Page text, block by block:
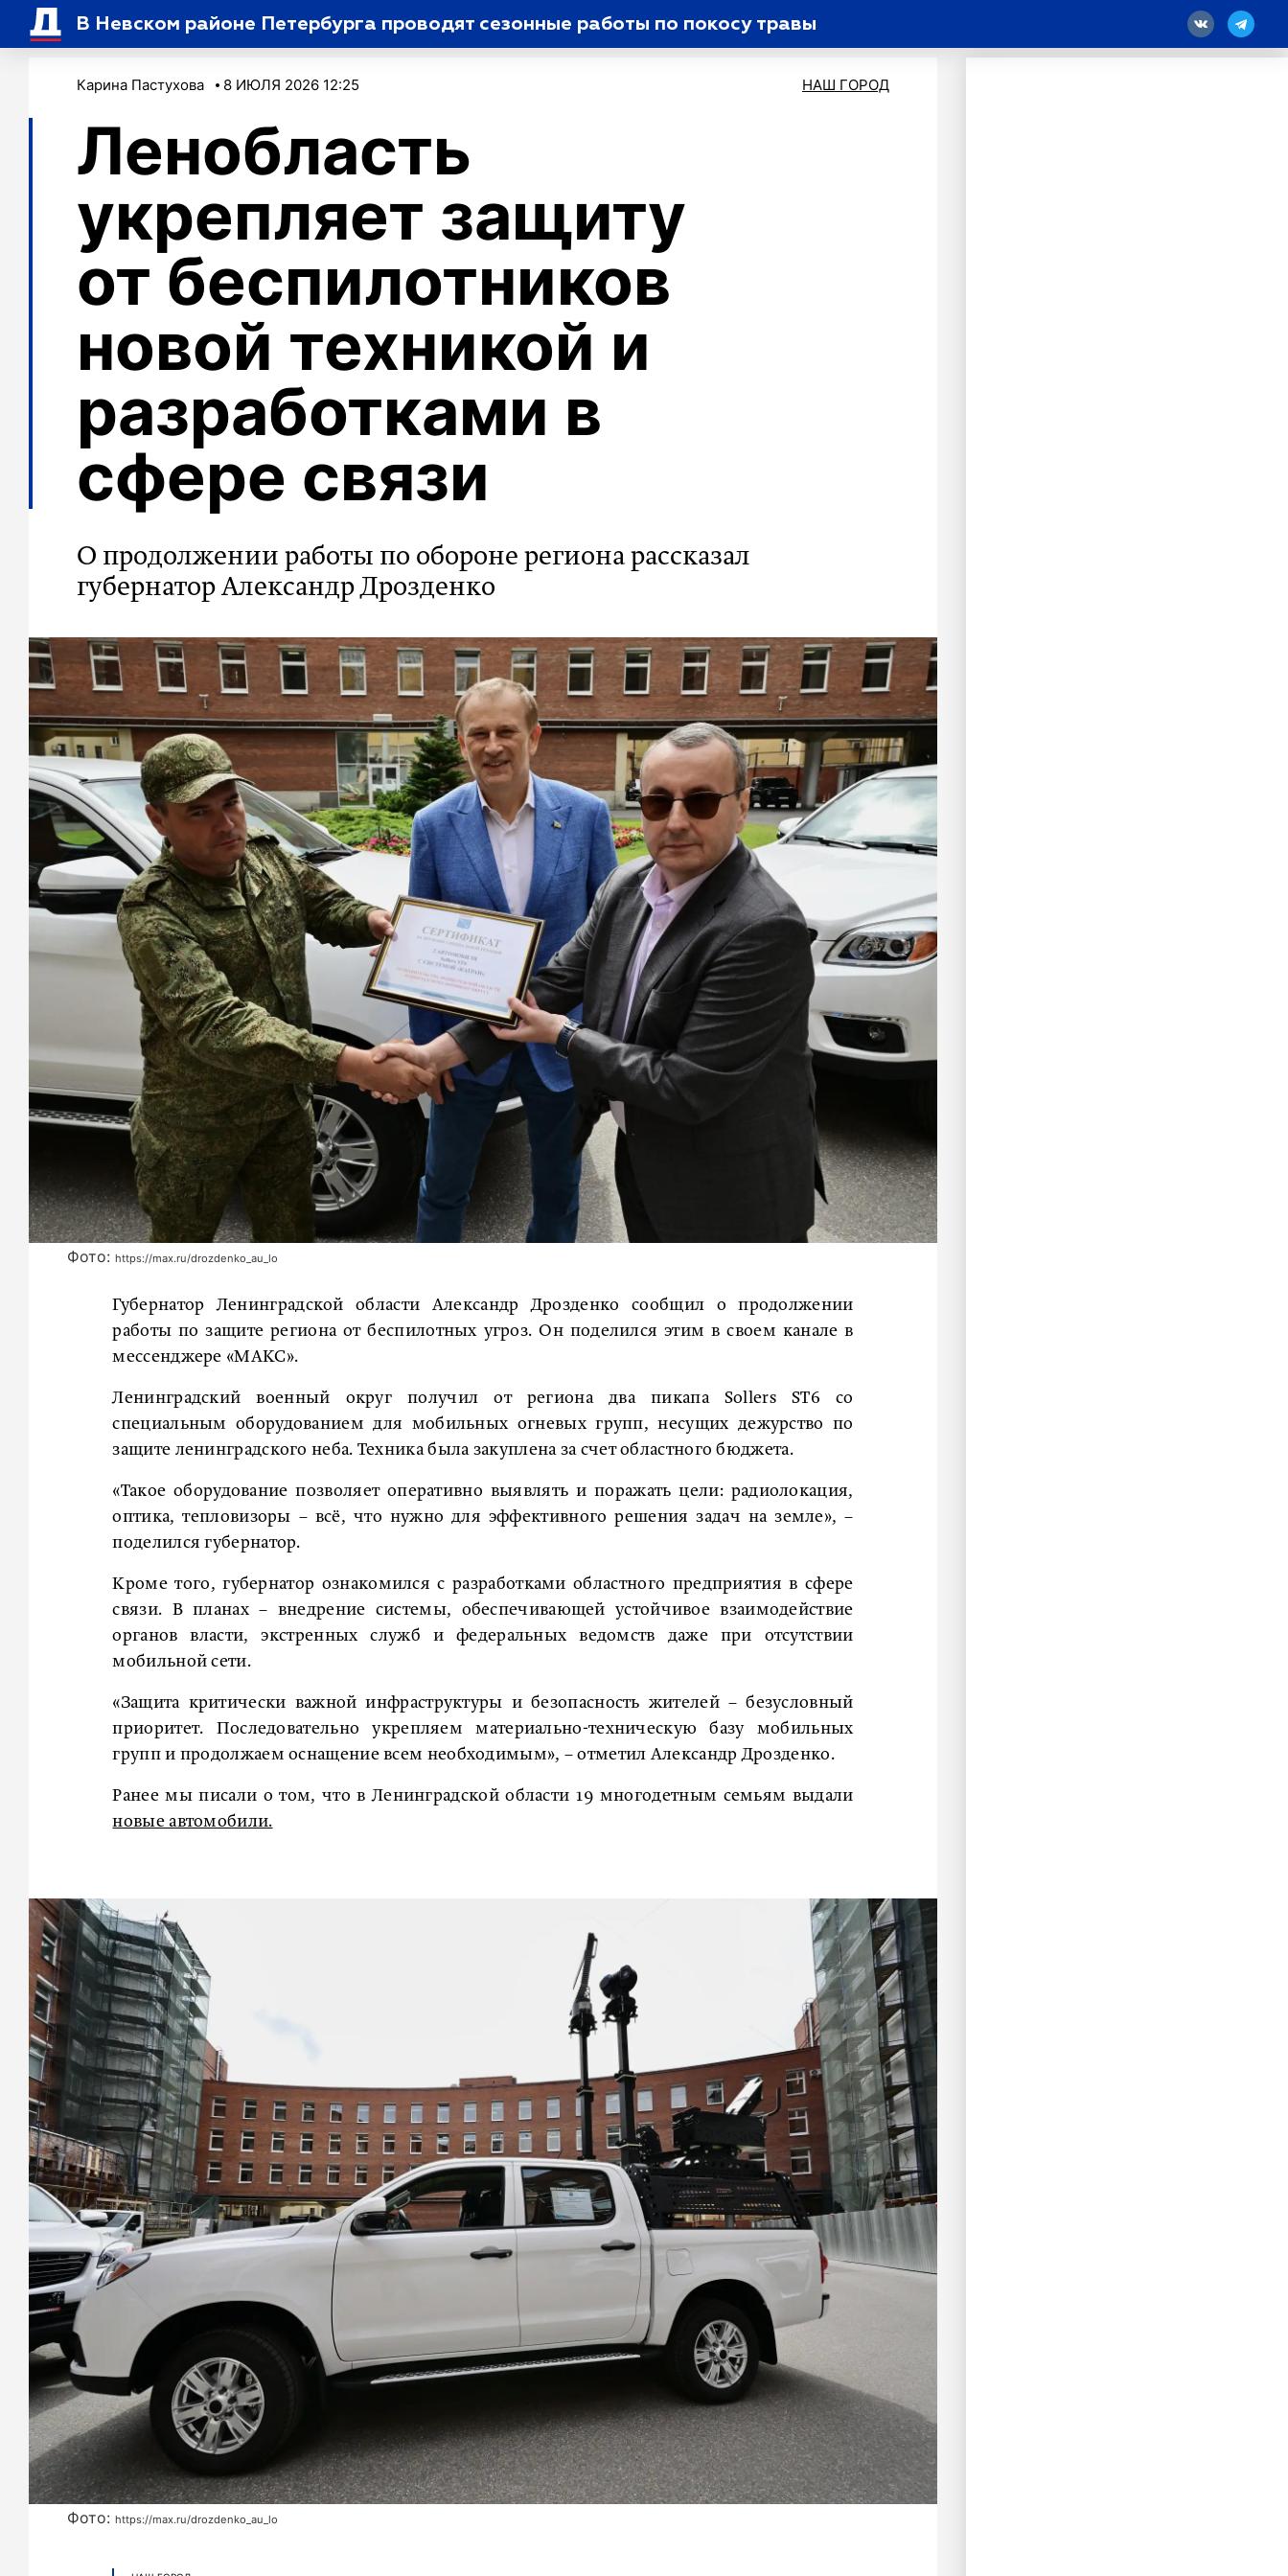
В Невском районе Петербурга проводят сезонные работы по покосу травы
Карина Пастухова 8 ИЮЛЯ 2026 12:25 НАШ ГОРОД
Ленобласть
укрепляет защиту
от беспилотников
новой техникой и
разработками в
сфере связи
О продолжении работы по обороне региона рассказал
губернатор Александр Дрозденко
Фото: https://max.ru/drozdenko_au_lo
Губернатор Ленинградской области Александр Дрозденко сообщил о продолжении
работы по защите региона от беспилотных угроз. Он поделился этим в своем канале в
мессенджере «МАКС».
Ленинградский военный округ получил от региона два пикапа Sollers ST6 со
специальным оборудованием для мобильных огневых групп, несущих дежурство по
защите ленинградского неба. Техника была закуплена за счет областного бюджета.
«Такое оборудование позволяет оперативно выявлять и поражать цели: радиолокация,
оптика, тепловизоры – всё, что нужно для эффективного решения задач на земле», –
поделился губернатор.
Кроме того, губернатор ознакомился с разработками областного предприятия в сфере
связи. В планах – внедрение системы, обеспечивающей устойчивое взаимодействие
органов власти, экстренных служб и федеральных ведомств даже при отсутствии
мобильной сети.
«Защита критически важной инфраструктуры и безопасность жителей – безусловный
приоритет. Последовательно укрепляем материально-техническую базу мобильных
групп и продолжаем оснащение всем необходимым», – отметил Александр Дрозденко.
Ранее мы писали о том, что в Ленинградской области 19 многодетным семьям выдали
новые автомобили.
Фото: https://max.ru/drozdenko_au_lo